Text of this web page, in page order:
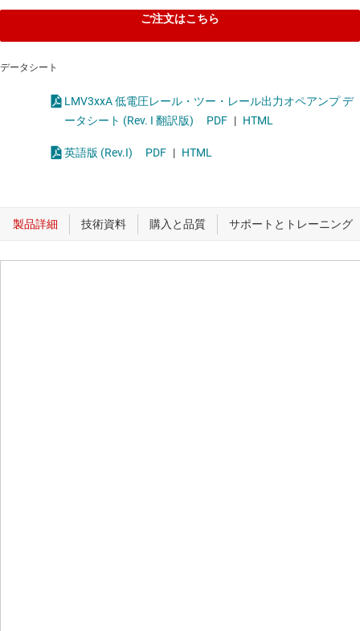
ご注文はこちら
データシート
LMV3xxA 低電圧レール・ツー・レール出力オペアンプ デ
ータシート (Rev. I 翻訳版)
PDF | HTML
英語版 (Rev.I) PDF | HTML